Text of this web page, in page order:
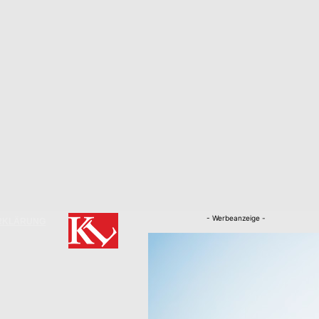
- Werbeanzeige -